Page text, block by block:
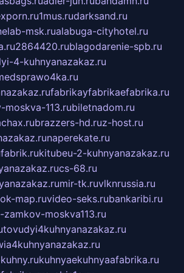
1mus.rudarksand.ru
msk.rualabuga-cityhotel.ru
2864420.rublagodarenie-spb.ru
4-kuhnyanazakaz.ru
fabrikayfabrikaefabrika.ru
113.rubiletnadom.ru
brazzers-hd.ruz-host.ru
naperekate.ru
kitubeu-2-kuhnyanazakaz.ru
cs-68.ru
mir-tk.ruvlknrussia.ru
map.ruvideo-seks.rubankaribi.ru
moskva113.ru
tovudyi4kuhnyanazakaz.ru
kuhnyaekuhnyaafabrika.ru